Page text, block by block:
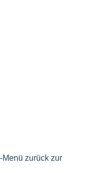
zurück zur